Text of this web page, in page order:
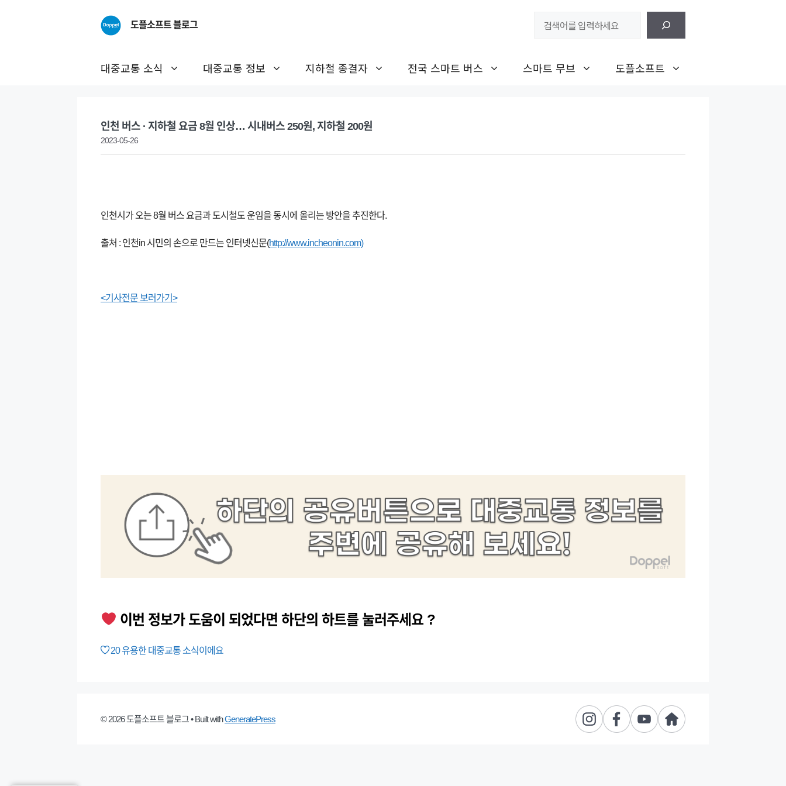
도플소프트 블로그
대중교통 소식 대중교통 정보 지하철 종결자 전국 스마트 버스 스마트 무브 도플소프트
인천 버스 · 지하철 요금 8월 인상… 시내버스 250원, 지하철 200원
2023-05-26
인천시가 오는 8월 버스 요금과 도시철도 운임을 동시에 올리는 방안을 추진한다.
출처 : 인천in 시민의 손으로 만드는 인터넷신문(http://www.incheonin.com)
<기사전문 보러가기>
이번 정보가 도움이 되었다면 하단의 하트를 눌러주세요 ?
20유용한 대중교통 소식이에요
© 2026 도플소프트 블로그• Built withGeneratePress